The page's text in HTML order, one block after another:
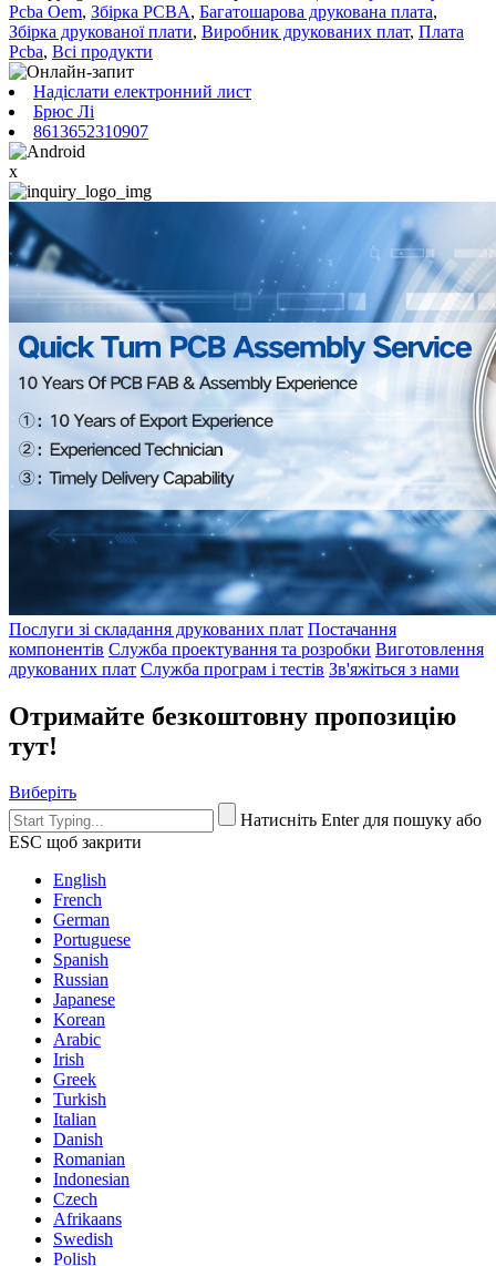
Pcba Oem, Збірка PCBA, Багатошарова друкована плата,
Збірка друкованої плати, Виробник друкованих плат, Плата
Pcba, Всі продукти
Надіслати електронний лист
Брюс Лі
8613652310907
x
Послуги зі складання друкованих плат Постачання
компонентів Служба проектування та розробки Виготовлення
друкованих плат Служба програм і тестів Зв'яжіться з нами
Отримайте безкоштовну пропозицію
тут!
Виберіть
Натисніть Enter для пошуку або
ESC щоб закрити
English
French
German
Portuguese
Spanish
Russian
Japanese
Korean
Arabic
Irish
Greek
Turkish
Italian
Danish
Romanian
Indonesian
Czech
Afrikaans
Swedish
Polish